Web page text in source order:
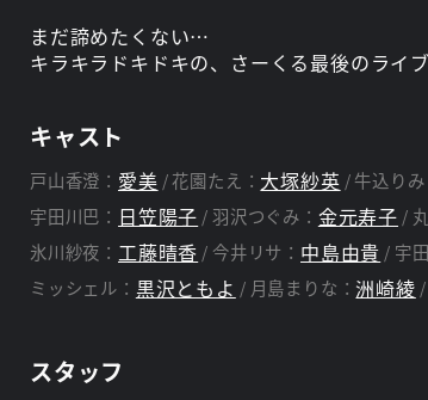
まだ諦めたくない…
キラキラドキドキの、さーくる最後のライ
キャスト
戸山香澄： 愛美 花園たえ： 大塚紗英 牛込りみ
宇田川巴： 日笠陽子 羽沢つぐみ： 金元寿子
氷川紗夜： 工藤晴香 今井リサ： 中島由貴 宇
ミッシェル： 黒沢ともよ 月島まりな： 洲崎綾
スタッフ